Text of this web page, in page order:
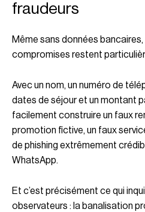
fraudeurs
Même sans données
compromises restent
Avec un nom, un numéro de
dates de séjour et un montant
facilement construire un faux
promotion fictive, un faux
de phishing extrêmement
WhatsApp.
Et c’est précisément ce qui
observateurs : la banalisation